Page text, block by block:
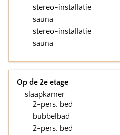
stereo-installatie
sauna
stereo-installatie
sauna
Op de 2e etage
slaapkamer
2-pers. bed
bubbelbad
2-pers. bed